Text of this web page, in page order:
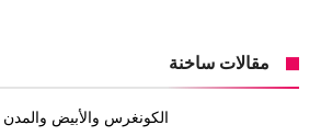
مقالات ساخنة
الكونغرس والأبيض والمدن